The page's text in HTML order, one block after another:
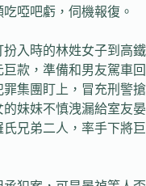
啞吧虧，伺機報復。
入時的林姓女子到高鐵
款，準備和男友駕車回
集團盯上，冒充刑警搶
妹妹不慎洩漏給室友晏
兄弟二人，率手下將巨